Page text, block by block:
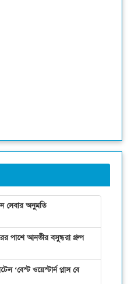
সেবার অনুমতি
পাশে আনভীর বসুন্ধরা গ্রুপ
‘বেস্ট ওয়েস্টার্ন প্লাস বে